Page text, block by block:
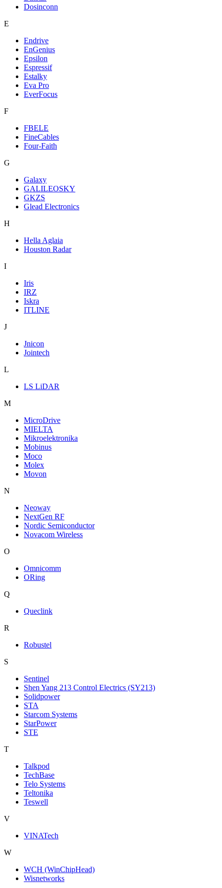
Dosinconn
E
Endrive
EnGenius
Epsilon
Espressif
Estalky
Eva Pro
EverFocus
F
FBELE
FineCables
Four-Faith
G
Galaxy
GALILEOSKY
GKZS
Glead Electronics
H
Hella Aglaia
Houston Radar
I
Iris
IRZ
Iskra
ITLINE
J
Jnicon
Jointech
L
LS LiDAR
M
MicroDrive
MIELTA
Mikroelektronika
Mobinus
Moco
Molex
Movon
N
Neoway
NextGen RF
Nordic Semiconductor
Novacom Wireless
O
Omnicomm
ORing
Q
Queclink
R
Robustel
S
Sentinel
Shen Yang 213 Control Electrics (SY213)
Solidpower
STA
Starcom Systems
StarPower
STE
T
Talkpod
TechBase
Telo Systems
Teltonika
Teswell
V
VINATech
W
WCH (WinChipHead)
Wisnetworks